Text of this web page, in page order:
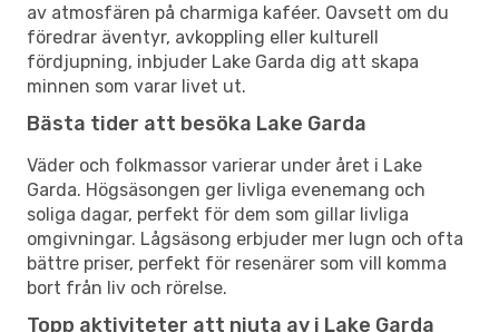
av atmosfären på charmiga kaféer. Oavsett om du
föredrar äventyr, avkoppling eller kulturell
fördjupning, inbjuder Lake Garda dig att skapa
minnen som varar livet ut.
Bästa tider att besöka Lake Garda
Väder och folkmassor varierar under året i Lake
Garda. Högsäsongen ger livliga evenemang och
soliga dagar, perfekt för dem som gillar livliga
omgivningar. Lågsäsong erbjuder mer lugn och ofta
bättre priser, perfekt för resenärer som vill komma
bort från liv och rörelse.
Topp aktiviteter att njuta av i Lake Garda